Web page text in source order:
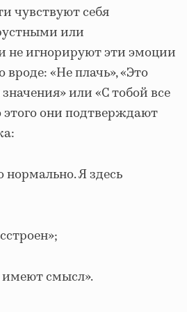
чувствуют себя
или
не игнорируют эти эмоции
вроде: «Не плачь», «Это
или «С тобой все
этого они подтверждают
нормально. Я здесь
имеют смысл».